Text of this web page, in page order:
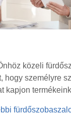
közeli
hogy személyre
kapjon